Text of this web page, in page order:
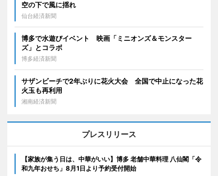
空の下で風に揺れ
仙台経済新聞
博多で水遊びイベント 映画「ミニオンズ＆モンスター
ズ」とコラボ
博多経済新聞
サザンビーチで2年ぶりに花火大会 全国で中止になった花
火玉も再利用
湘南経済新聞
プレスリリース
【家族が集う日は、中華がいい】博多 老舗中華料理 八仙閣「令
和九年おせち」8月1日より予約受付開始